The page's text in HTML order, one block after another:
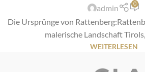
admin 0
Die Ursprünge von
malerische Landschaft
WEITERLESEN